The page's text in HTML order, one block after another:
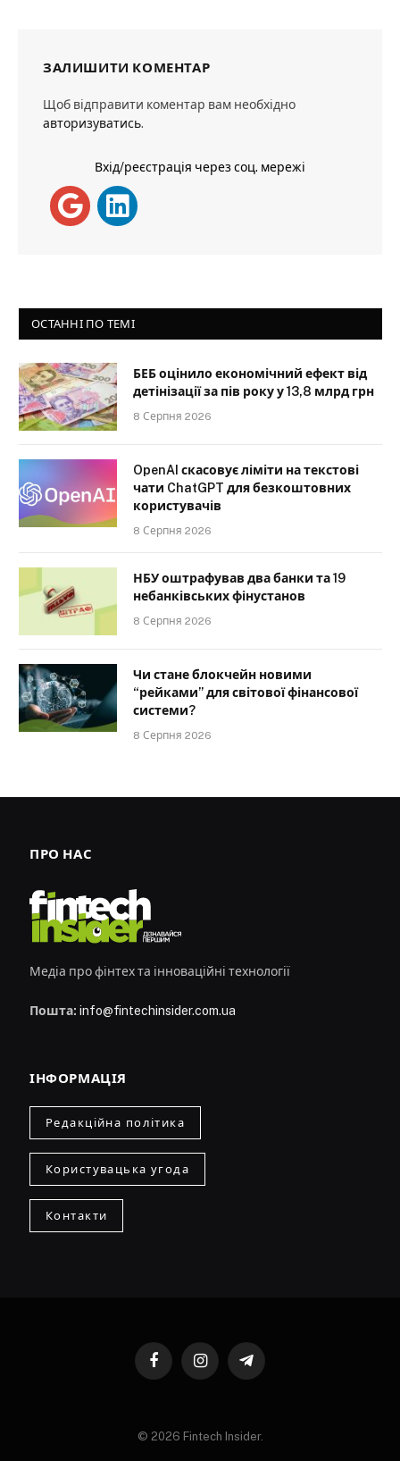
ЗАЛИШИТИ КОМЕНТАР
Щоб відправити коментар вам необхідно
авторизуватись.
Вхід/реєстрація через соц. мережі
ОСТАННІ ПО ТЕМІ
БЕБ оцінило економічний ефект від
детінізації за пів року у 13,8 млрд грн
8 Серпня 2026
OpenAI скасовує ліміти на текстові
чати ChatGPT для безкоштовних
користувачів
8 Серпня 2026
НБУ оштрафував два банки та 19
небанківських фінустанов
8 Серпня 2026
Чи стане блокчейн новими
“рейками” для світової фінансової
системи?
8 Серпня 2026
ПРО НАС
Медіа про фінтех та інноваційні технології
Пошта: info@fintechinsider.com.ua
ІНФОРМАЦІЯ
Редакційна політика
Користувацька угода
Контакти
FacebookInstagramTelegram
© 2026 Fintech Insider.